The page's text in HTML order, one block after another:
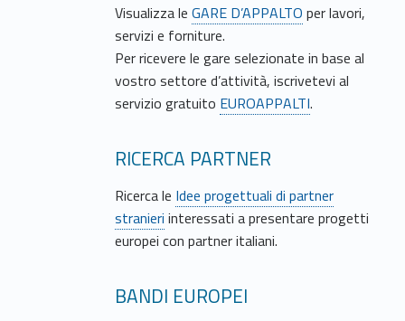
Visualizza le GARE D’APPALTO per lavori,
servizi e forniture.
Per ricevere le gare selezionate in base al
vostro settore d’attività, iscrivetevi al
servizio gratuito EUROAPPALTI.
RICERCA PARTNER
Ricerca le Idee progettuali di partner
stranieri interessati a presentare progetti
europei con partner italiani.
BANDI EUROPEI